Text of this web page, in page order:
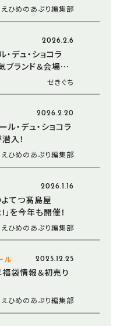
えひめのあぷり編集部
2026.2.6
デュ・ショコラ
ブランド＆会場の
おでかけレポ）せきぐち
2026.2.20
ル・デュ・ショコラ
入！
えひめのあぷり編集部
2026.1.16
よてつ髙島屋
を今年も開催！
えひめのあぷり編集部
ル 2025.12.25
袋情報＆初売り
えひめのあぷり編集部